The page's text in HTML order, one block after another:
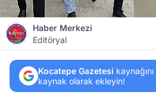
Haber Merkezi
Editöryal
Kocatepe Gazetesi
kaynak olarak ekleyin!